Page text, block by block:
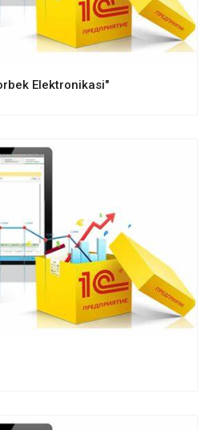
Elektronikasi"
проект